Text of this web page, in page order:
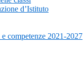
d’Istituto
competenze 2021-2027